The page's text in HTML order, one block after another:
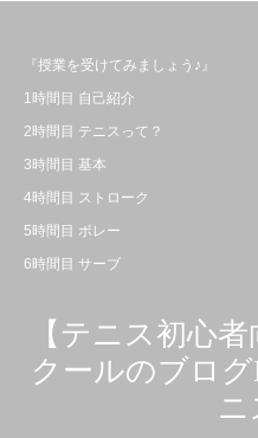
『授業を受けてみましょう♪』
1時間目 自己紹介
2時間目 テニスって？
3時間目 基本
4時間目 ストローク
5時間目 ボレー
6時間目 サーブ
【テニス初心
クールのブロ
ニ